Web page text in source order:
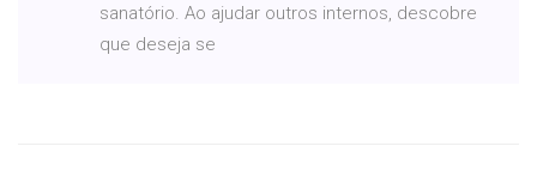
sanatório. Ao ajudar outros internos, descobre
que deseja se